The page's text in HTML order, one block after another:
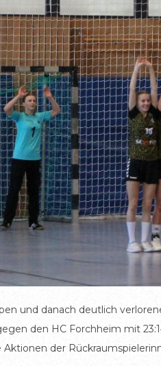
und danach deutlich
den HC Forchheim mit
Aktionen der